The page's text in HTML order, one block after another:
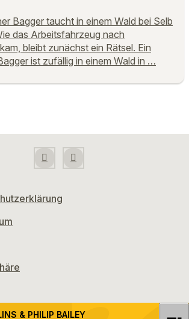
Bagger taucht in einem Wald bei Selb
das Arbeitsfahrzeug nach
bleibt zunächst ein Rätsel. Ein
ist zufällig in einem Wald in …
& PHILIP BAILEY